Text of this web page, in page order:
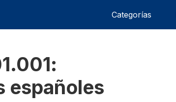
Categorías
españoles